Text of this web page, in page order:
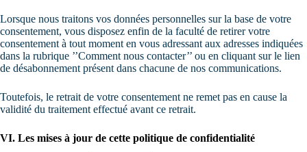
Lorsque nous traitons vos données personnelles sur la base de votre
consentement, vous disposez enfin de la faculté de retirer votre
consentement à tout moment en vous adressant aux adresses indiquées
dans la rubrique ’’Comment nous contacter’’ ou en cliquant sur le lien
de désabonnement présent dans chacune de nos communications.
Toutefois, le retrait de votre consentement ne remet pas en cause la
validité du traitement effectué avant ce retrait.
VI. Les mises à jour de cette politique de confidentialité